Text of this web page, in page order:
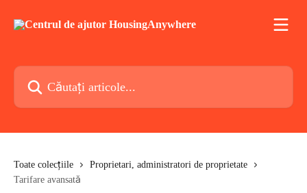
Căutați articole...
Toate colecțiile
Proprietari, administratori de proprietate
Tarifare avansată